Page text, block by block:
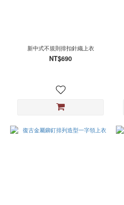
新中式不規則排扣針織上衣
NT$690